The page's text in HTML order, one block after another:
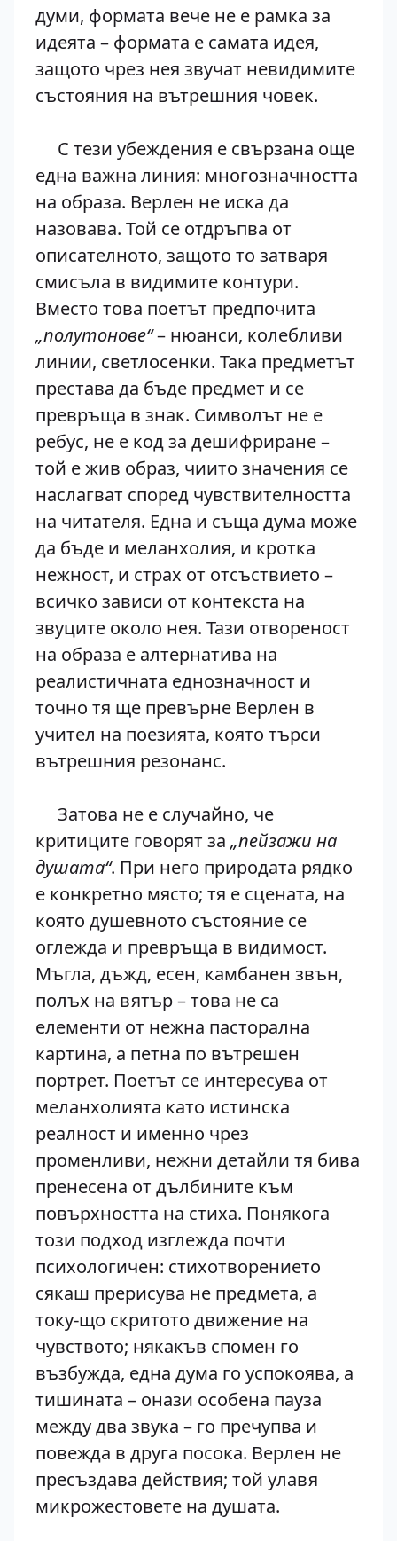
думи, формата вече не е рамка за
идеята – формата е самата идея,
защото чрез нея звучат невидимите
състояния на вътрешния човек.
С тези убеждения е свързана още
една важна линия: многозначността
на образа. Верлен не иска да
назовава. Той се отдръпва от
описателното, защото то затваря
смисъла в видимите контури.
Вместо това поетът предпочита
„полутонове“– нюанси, колебливи
линии, светлосенки. Така предметът
престава да бъде предмет и се
превръща в знак. Символът не е
ребус, не е код за дешифриране –
той е жив образ, чиито значения се
наслагват според чувствителността
на читателя. Една и съща дума може
да бъде и меланхолия, и кротка
нежност, и страх от отсъствието –
всичко зависи от контекста на
звуците около нея. Тази отвореност
на образа е алтернатива на
реалистичната еднозначност и
точно тя ще превърне Верлен в
учител на поезията, която търси
вътрешния резонанс.
Затова не е случайно, че
критиците говорят за „пейзажи на
душата“. При него природата рядко
е конкретно място; тя е сцената, на
която душевното състояние се
оглежда и превръща в видимост.
Мъгла, дъжд, есен, камбанен звън,
полъх на вятър – това не са
елементи от нежна пасторална
картина, а петна по вътрешен
портрет. Поетът се интересува от
меланхолията като истинска
реалност и именно чрез
променливи, нежни детайли тя бива
пренесена от дълбините към
повърхността на стиха. Понякога
този подход изглежда почти
психологичен: стихотворението
сякаш прерисува не предмета, а
току-що скритото движение на
чувството; някакъв спомен го
възбужда, една дума го успокоява, а
тишината – онази особена пауза
между два звука – го пречупва и
повежда в друга посока. Верлен не
пресъздава действия; той улавя
микрожестовете на душата.